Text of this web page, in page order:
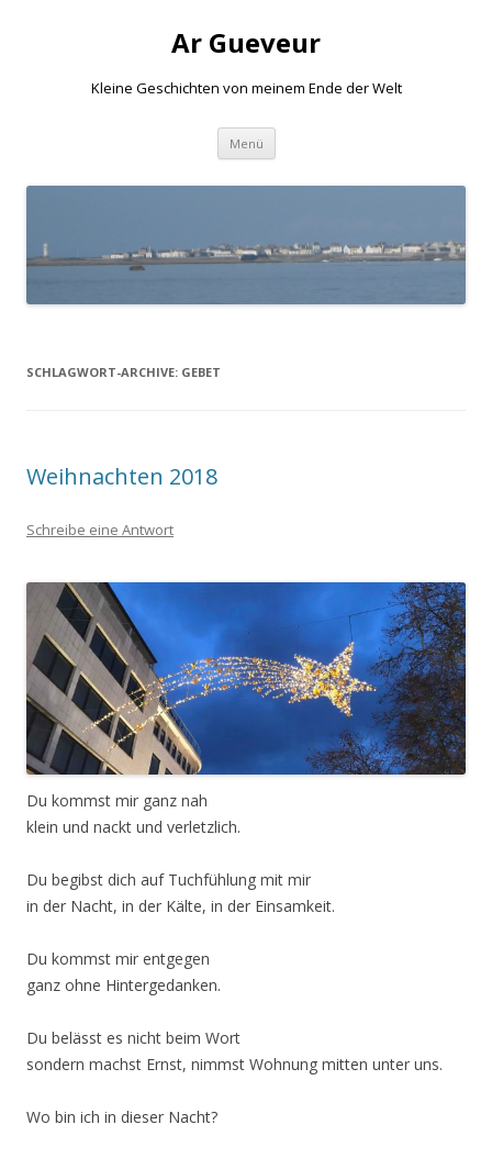
Ar Gueveur
Kleine Geschichten von meinem Ende der Welt
Menü Springe
Inhalt
SCHLAGWORT-ARCHIVE: GEBET
Weihnachten 2018
Schreibe eine Antwort
Du kommst mir ganz nah
klein und nackt und verletzlich.
Du begibst dich auf Tuchfühlung mit mir
in der Nacht, in der Kälte, in der Einsamkeit.
Du kommst mir entgegen
ganz ohne Hintergedanken.
Du belässt es nicht beim Wort
sondern machst Ernst, nimmst Wohnung mitten unter uns.
Wo bin ich in dieser Nacht?